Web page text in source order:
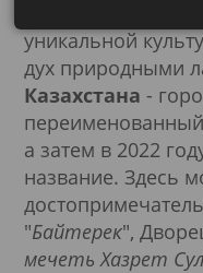
уникальной
дух природными
Казахстана -
а затем в 2022
название. Здесь
"Байтерек",
мечеть Хазрет